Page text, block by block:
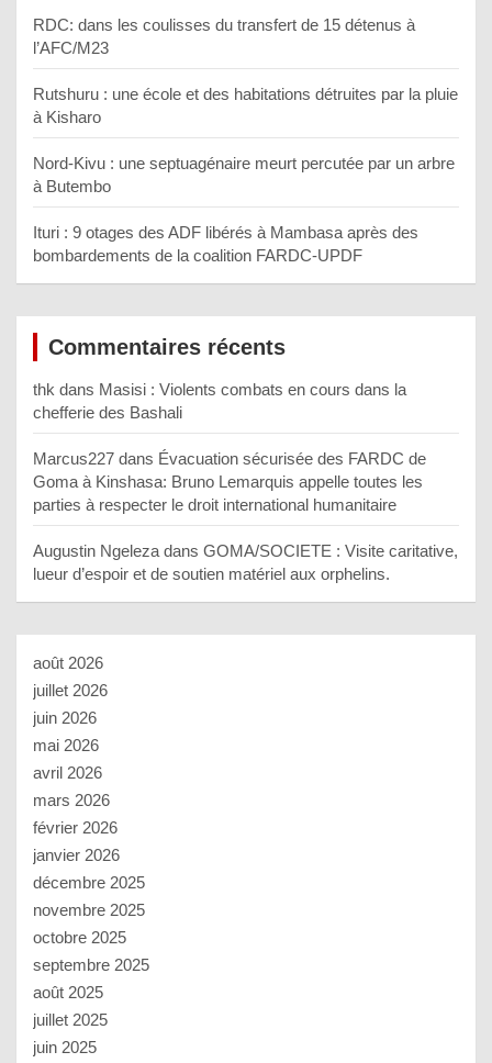
RDC: dans les coulisses du transfert de 15 détenus à
l’AFC/M23
Rutshuru : une école et des habitations détruites par la pluie
à Kisharo
Nord-Kivu : une septuagénaire meurt percutée par un arbre
à Butembo
Ituri : 9 otages des ADF libérés à Mambasa après des
bombardements de la coalition FARDC-UPDF
Commentaires récents
thk dans Masisi : Violents combats en cours dans la
chefferie des Bashali
Marcus227 dans Évacuation sécurisée des FARDC de
Goma à Kinshasa: Bruno Lemarquis appelle toutes les
parties à respecter le droit international humanitaire
Augustin Ngeleza dans GOMA/SOCIETE : Visite caritative,
lueur d’espoir et de soutien matériel aux orphelins.
août 2026
juillet 2026
juin 2026
mai 2026
avril 2026
mars 2026
février 2026
janvier 2026
décembre 2025
novembre 2025
octobre 2025
septembre 2025
août 2025
juillet 2025
juin 2025